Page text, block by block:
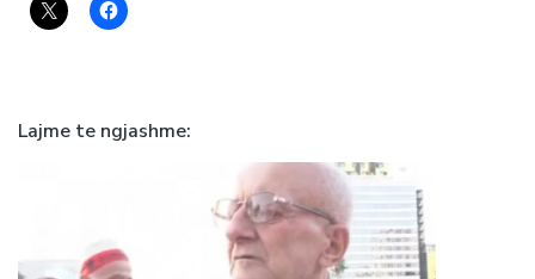
Lajme te ngjashme